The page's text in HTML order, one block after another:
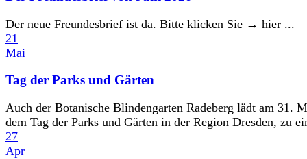
Der neue Freundesbrief ist da. Bitte klicken Sie → hier ...
21
Mai
Tag der Parks und Gärten
Auch der Botanische Blindengarten Radeberg lädt am 31.
dem Tag der Parks und Gärten in der Region Dresden, zu
27
Apr